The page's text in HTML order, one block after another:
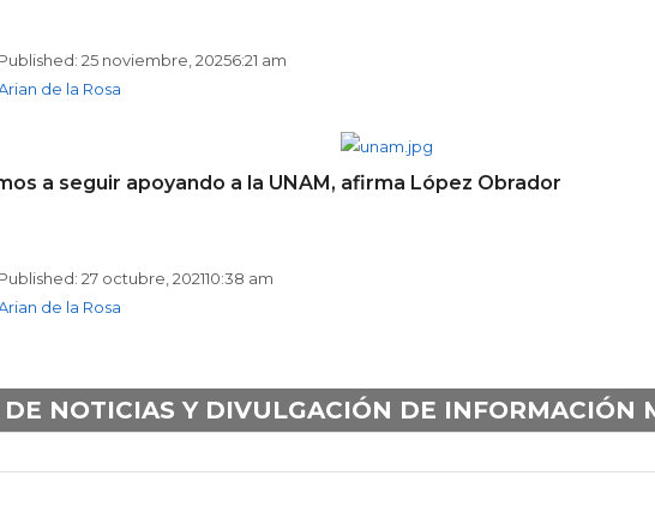
Published: 25 noviembre, 20256:21 am
de la Rosa
a seguir apoyando a la UNAM, afirma López Obrador
Published: 27 octubre, 202110:38 am
de la Rosa
NOTICIAS Y DIVULGACIÓN DE INFORMACIÓN